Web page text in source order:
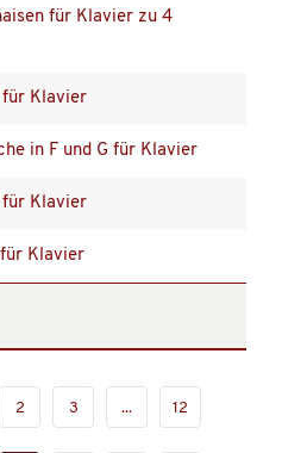
für Klavier zu 4
für Klavier
in F und G für Klavier
für Klavier
Klavier
2 3 ... 12